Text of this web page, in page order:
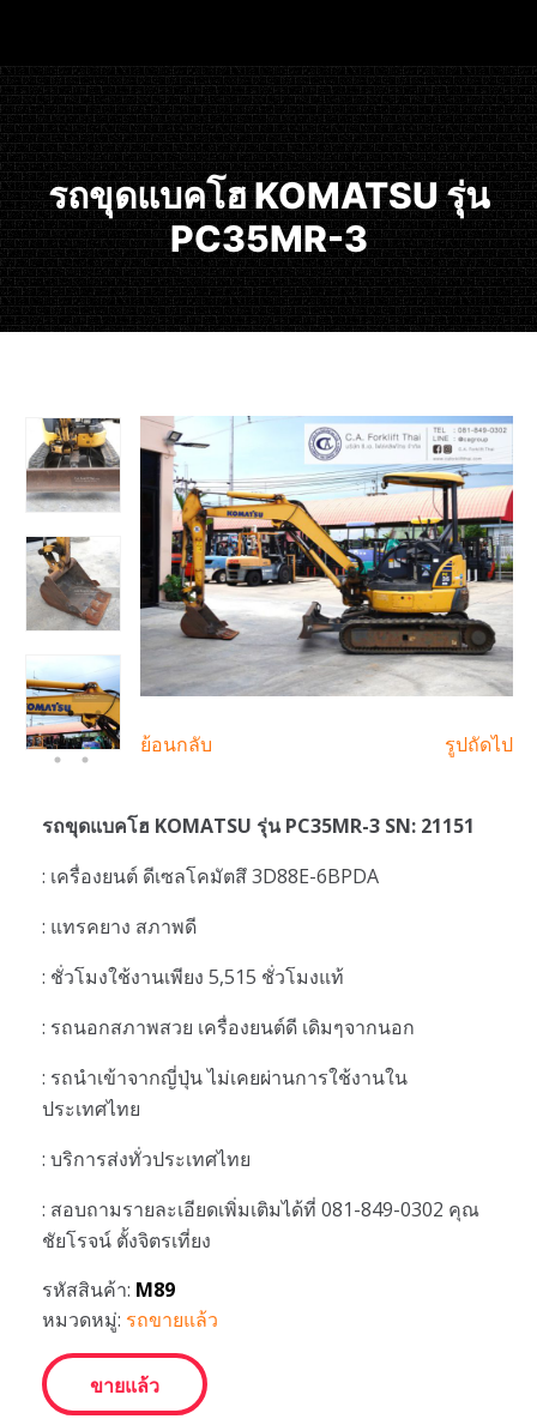
รถขุดแบคโฮ KOMATSU รุ่น
PC35MR-3
ย้อนกลับ รูปถัดไป
รถขุดแบคโฮ KOMATSU รุ่น PC35MR-3 SN: 21151
: เครื่องยนต์ ดีเซลโคมัตสึ 3D88E-6BPDA
: แทรคยาง สภาพดี
: ชั่วโมงใช้งานเพียง 5,515 ชั่วโมงแท้
: รถนอกสภาพสวย เครื่องยนต์ดี เดิมๆจากนอก
: รถนำเข้าจากญี่ปุ่น ไม่เคยผ่านการใช้งานใน
ประเทศไทย
: บริการส่งทั่วประเทศไทย
: สอบถามรายละเอียดเพิ่มเติมได้ที่ 081-849-0302 คุณ
ชัยโรจน์ ตั้งจิตรเที่ยง
รหัสสินค้า: M89
หมวดหมู่: รถขายแล้ว
ขายแล้ว